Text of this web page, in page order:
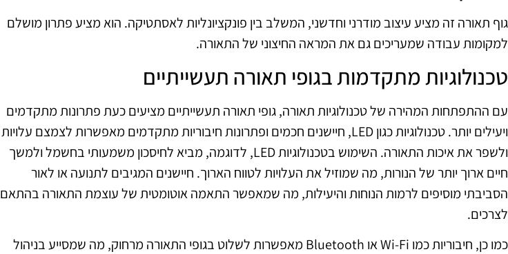
גוף תאורה זה מציע עיצוב מודרני וחדשני, המשלב בין פונקציונליות לאסתטיקה. הוא מציע פתרון מושלם
למקומות עבודה שמעריכים גם את המראה החיצוני של התאורה.
טכנולוגיות מתקדמות בגופי תאורה תעשייתיים
עם ההתפתחות המהירה של טכנולוגיות תאורה, גופי תאורה תעשייתיים מציעים כעת פתרונות מתקדמים
ויעילים יותר. טכנולוגיות כגון LED, חיישנים חכמים ופתרונות חיבוריות מתקדמים מאפשרות לצמצם עלויות
ולשפר את איכות התאורה. השימוש בטכנולוגיות LED, לדוגמה, מביא לחיסכון משמעותי בחשמל ולמשך
חיים ארוך יותר של הנורות, מה שמוזיל את העלויות לטווח הארוך. חיישנים המגיבים לתנועה או לאור
הסביבתי מוסיפים לרמות הנוחות והיעילות, מה שמאפשר התאמה אוטומטית של עוצמת התאורה בהתאם
לצרכים.
כמו כן, חיבוריות כמו Wi-Fi או Bluetooth מאפשרות לשלוט בגופי התאורה מרחוק, מה שמסייע בניהול